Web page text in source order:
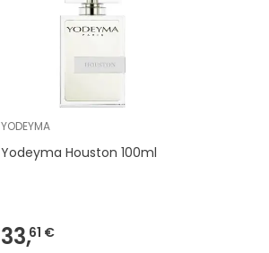
YODEYMA
Yodeyma Houston 100ml
33,61 €